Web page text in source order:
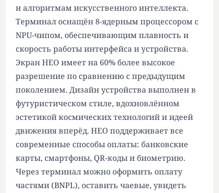
и алгоритмам искусственного интеллекта.
Терминал оснащён 8-ядерным процессором с
NPU-чипом, обеспечивающим плавность и
скорость работы интерфейса и устройства.
Экран НЕО имеет на 60% более высокое
разрешение по сравнению с предыдущим
поколением. Дизайн устройства выполнен в
футуристическом стиле, вдохновлённом
эстетикой космических технологий и идеей
движения вперёд. НЕО поддерживает все
современные способы оплаты: банковские
карты, смартфоны, QR-коды и биометрию.
Через терминал можно оформить оплату
частями (BNPL), оставить чаевые, увидеть